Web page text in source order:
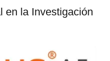
en la Investigación